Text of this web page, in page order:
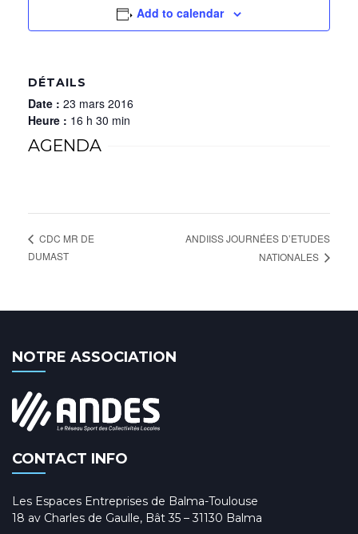
Add to calendar
DÉTAILS
Date : 23 mars 2016
Heure : 16 h 30 min
AGENDA
CDC MR DE
DUMAST
ANDIISS JOURNÉES D’ETUDES
NATIONALES
NOTRE ASSOCIATION
CONTACT INFO
Les Espaces Entreprises de Balma-Toulouse
18 av Charles de Gaulle, Bât 35 – 31130 Balma